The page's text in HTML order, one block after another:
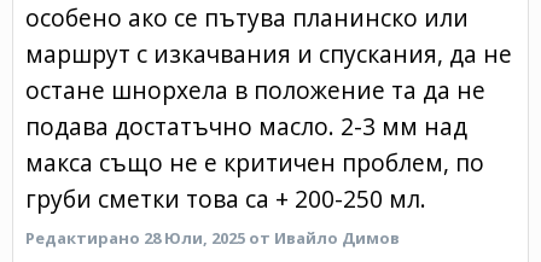
особено ако се пътува планинско или
маршрут с изкачвания и спускания, да не
остане шнорхела в положение та да не
подава достатъчно масло. 2-3 мм над
макса също не е критичен проблем, по
груби сметки това са + 200-250 мл.
Редактирано 28 Юли, 2025 от Ивайло Димов